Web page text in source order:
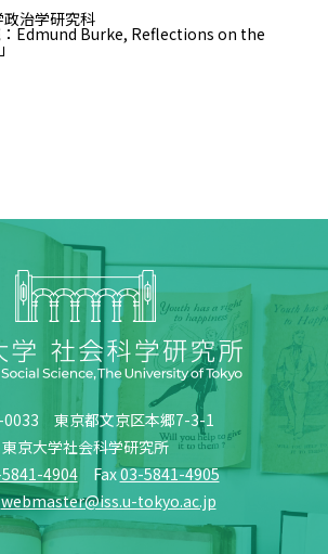
治学研究科
：Edmund Burke, Reflections on the
0033 東京都文京区本郷7-3-1
東京大学社会科学研究所
4904Fax03-5841-4905
webmaster@iss.u-tokyo.ac.jp